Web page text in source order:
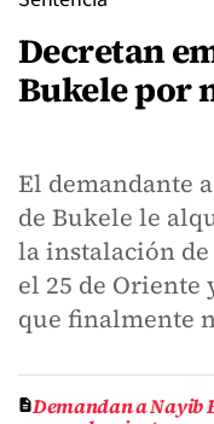
Decretan
Bukele por
El demandante
de Bukele le
la instalación
el 25 de Oriente
que finalmente
Demandan a Nayib